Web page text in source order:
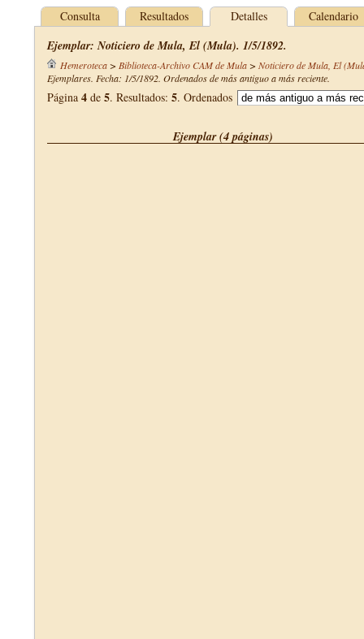
Consulta Resultados Detalles Calendario
Ejemplar: Noticiero de Mula, El (Mula). 1/5/1892.
Hemeroteca> Biblioteca-Archivo CAM de Mula> Noticiero de Mula, El
Ejemplares. Fecha: 1/5/1892. Ordenados de más antiguo a más reciente.
Página 4 de 5. Resultados: 5. Ordenados
Ejemplar (4 páginas)